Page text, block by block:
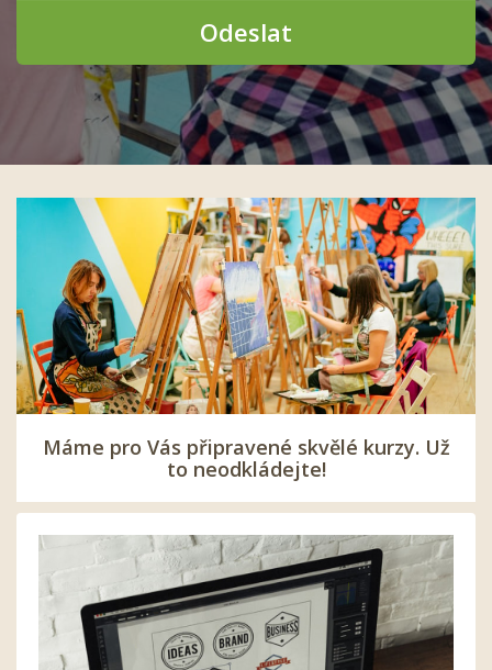
Odeslat
Máme pro Vás připravené skvělé kurzy. Už
to neodkládejte!